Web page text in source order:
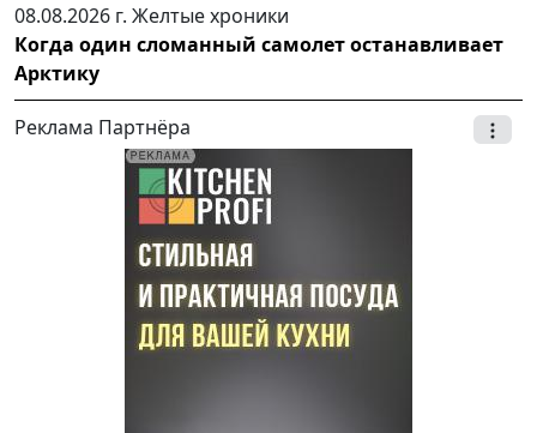
08.08.2026 г. Желтые хроники
Когда один сломанный самолет останавливает
Арктику
Реклама Партнёра